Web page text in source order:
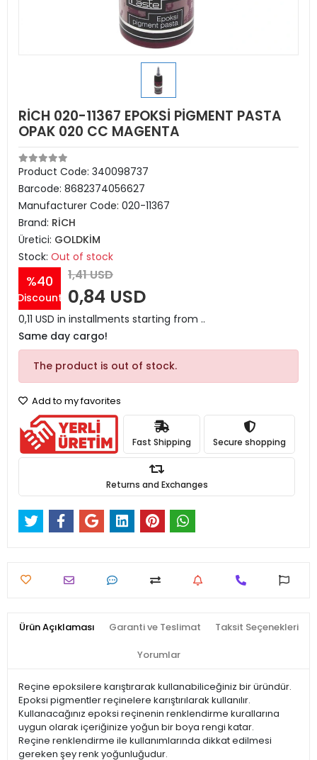
RİCH 020-11367 EPOKSİ PİGMENT PASTA
OPAK 020 CC MAGENTA
Product Code: 340098737
Barcode: 8682374056627
Manufacturer Code: 020-11367
Brand: RİCH
Üretici: GOLDKİM
Stock: Out of stock
%40
Discount
1,41 USD
0,84 USD
0,11 USD in installments starting from ..
Same day cargo!
The product is out of stock.
Add to my favorites
Fast Shipping Secure shopping
Returns and Exchanges
Ürün Açıklaması Garanti ve Teslimat Taksit Seçenekleri
Yorumlar
Reçine epoksilere karıştırarak kullanabiliceğiniz bir üründür.
Epoksi pigmentler reçinelere karıştırılarak kullanılır.
Kullanacağınız epoksi reçinenin renklendirme kurallarına
uygun olarak içeriğinize yoğun bir boya rengi katar.
Reçine renklendirme ile kullanımlarında dikkat edilmesi
gereken şey renk yoğunluğudur.